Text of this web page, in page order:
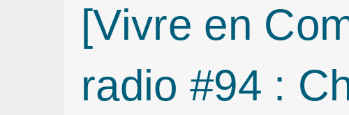
[Vivre en
radio #94 :